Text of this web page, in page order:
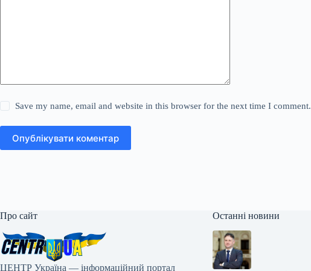
Save my name, email and website in this browser for the next time I comment.
Опублікувати коментар
Про сайт
ЦЕНТР Україна — інформаційний портал
Останні новини